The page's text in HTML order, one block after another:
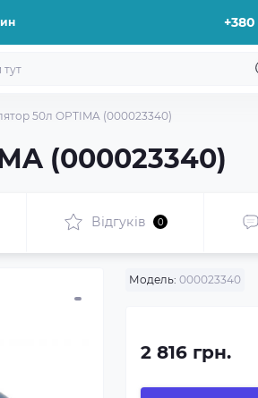
+380
50л OPTIMA (000023340)
(000023340)
Відгуків 0
Модель: 000023340
2 816 грн.